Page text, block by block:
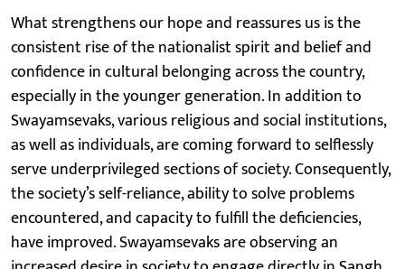
What strengthens our hope and reassures us is the
consistent rise of the nationalist spirit and belief and
confidence in cultural belonging across the country,
especially in the younger generation. In addition to
Swayamsevaks, various religious and social institutions,
as well as individuals, are coming forward to selflessly
serve underprivileged sections of society. Consequently,
the society’s self-reliance, ability to solve problems
encountered, and capacity to fulfill the deficiencies,
have improved. Swayamsevaks are observing an